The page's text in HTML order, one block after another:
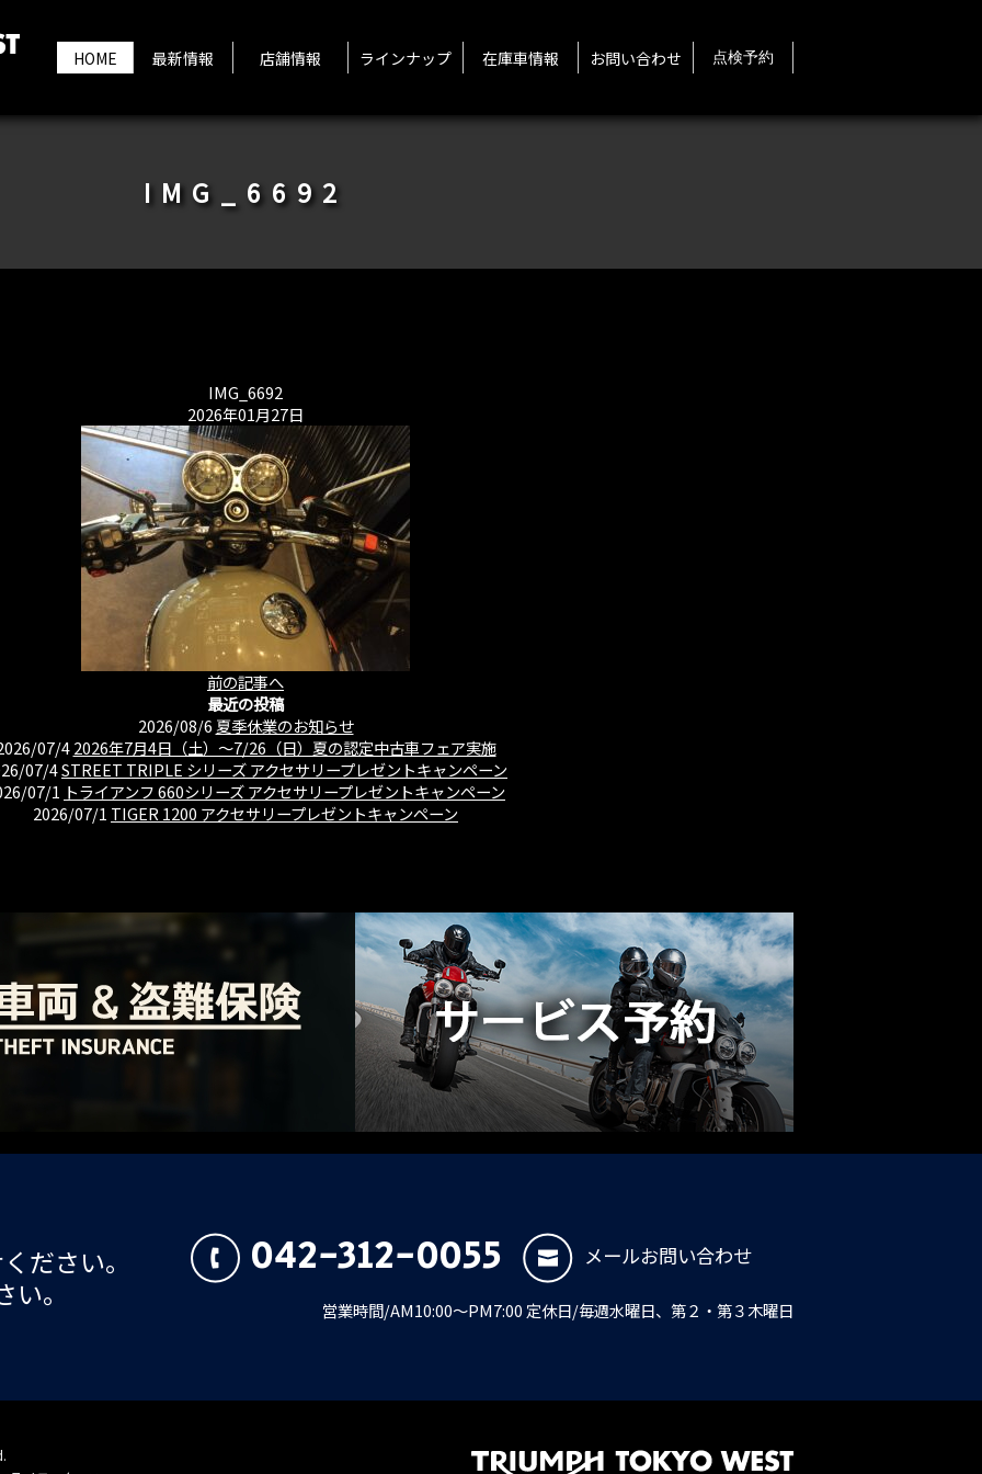
HOME 最新情報 店舗情報 ラインナップ 在庫車情報 お問い合わせ 点検予約
IMG_6692
IMG_6692
2026年01月27日
前の記事へ
最近の投稿
2026/08/6 夏季休業のお知らせ
07/4 2026年7月4日（土）〜7/26（日）夏の認定中古車フェア実施
07/4STREET TRIPLE シリーズ アクセサリープレゼントキャンペーン
07/1 トライアンフ 660シリーズ アクセサリープレゼントキャンペーン
2026/07/1 TIGER 1200 アクセサリープレゼントキャンペーン
ださい。
。
042-312-0055 メールお問い合わせ
営業時間/AM10:00～PM7:00 定休日/毎週水曜日、第２・第３木曜日